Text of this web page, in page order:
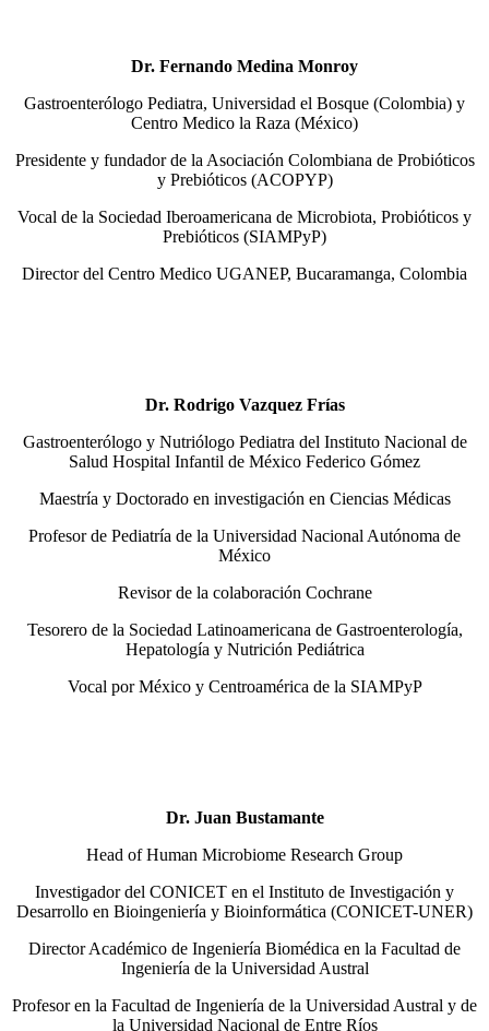
Dr. Fernando Medina Monroy
Gastroenterólogo Pediatra, Universidad el Bosque (Colombia) y
Centro Medico la Raza (México)
Presidente y fundador de la Asociación Colombiana de Probióticos
y Prebióticos (ACOPYP)
Vocal de la Sociedad Iberoamericana de Microbiota, Probióticos y
Prebióticos (SIAMPyP)
Director del Centro Medico UGANEP, Bucaramanga, Colombia
Dr. Rodrigo Vazquez Frías
Gastroenterólogo y Nutriólogo Pediatra del Instituto Nacional de
Salud Hospital Infantil de México Federico Gómez
Maestría y Doctorado en investigación en Ciencias Médicas
Profesor de Pediatría de la Universidad Nacional Autónoma de
México
Revisor de la colaboración Cochrane
Tesorero de la Sociedad Latinoamericana de Gastroenterología,
Hepatología y Nutrición Pediátrica
Vocal por México y Centroamérica de la SIAMPyP
Dr. Juan Bustamante
Head of Human Microbiome Research Group
Investigador del CONICET en el Instituto de Investigación y
Desarrollo en Bioingeniería y Bioinformática (CONICET-UNER)
Director Académico de Ingeniería Biomédica en la Facultad de
Ingeniería de la Universidad Austral
Profesor en la Facultad de Ingeniería de la Universidad Austral y de
la Universidad Nacional de Entre Ríos